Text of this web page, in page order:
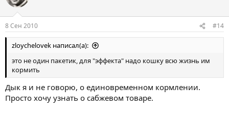
8 Сен 2010 #14
zloychelovek написал(а):
это не один пакетик, для "эффекта" надо кошку всю жизнь им
кормить
Дык я и не говорю, о единовременном кормлении.
Просто хочу узнать о сабжевом товаре.